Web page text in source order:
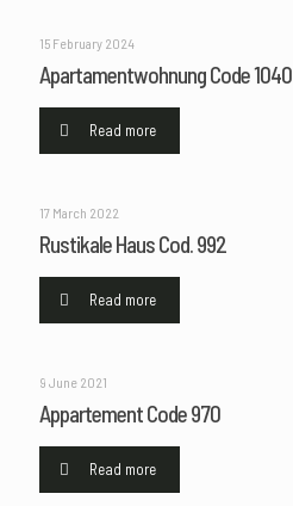
15 February 2024
Apartamentwohnung Code 1040
Read more
17 March 2022
Rustikale Haus Cod. 992
Read more
9 June 2021
Appartement Code 970
Read more